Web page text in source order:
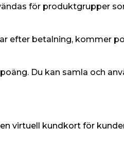
för produktgrupper
efter betalning, kommer
Du kan samla och
virtuell kundkort för